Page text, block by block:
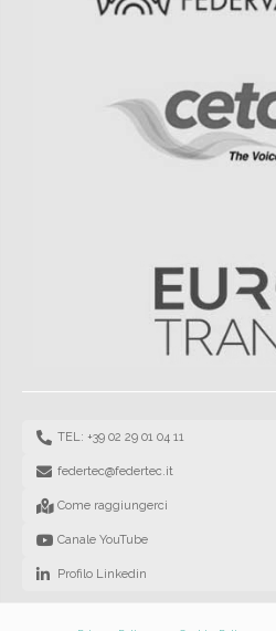
TEL: +39 02 29 01 04 11
federtec@federtec.it
Come raggiungerci
Canale YouTube
Profilo Linkedin